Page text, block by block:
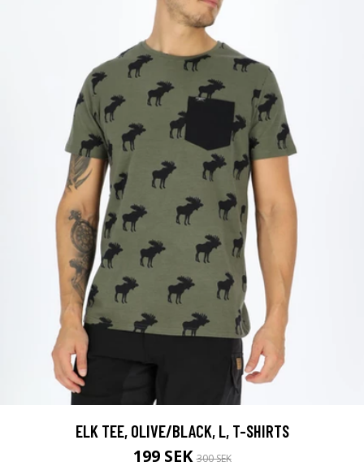
ELK TEE, OLIVE/BLACK, L, T-SHIRTS
199 SEK300 SEK